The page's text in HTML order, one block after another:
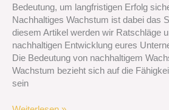
Bedeutung, um langfristigen Erfolg
Nachhaltiges Wachstum ist dabei das
diesem Artikel werden wir Ratschläge
nachhaltigen Entwicklung eures
Die Bedeutung von nachhaltigem
Wachstum bezieht sich auf die
sein